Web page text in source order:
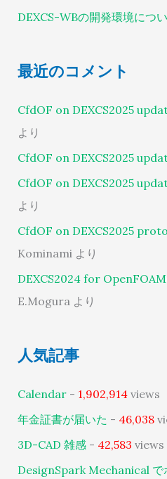
DEXCS-WBの開発環境につ
最近のコメント
CfdOF on DEXCS2025
より
CfdOF on DEXCS2025
CfdOF on DEXCS2025
より
CfdOF on DEXCS2025
Kominamiより
DEXCS2024 for
E.Moguraより
人気記事
Calendar- 1,902,914views
年金証書が届いた - 46,038
3D-CAD 雑感- 42,583 views
DesignSpark Mechanical で